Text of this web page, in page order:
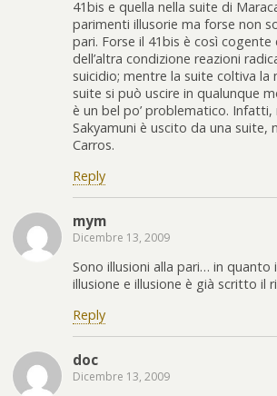
41bis e quella nella suite di
parimenti illusorie ma forse non
pari. Forse il 41bis è così
dell’altra condizione reazioni
suicidio; mentre la suite coltiva la
suite si può uscire in qualunque
è un bel po’ problematico.
Sakyamuni è uscito da una suite,
Carros.
Reply
mym
Dicembre 13, 2009
Sono illusioni alla pari… in quanto
illusione e illusione è già scritto il
Reply
doc
Dicembre 13, 2009